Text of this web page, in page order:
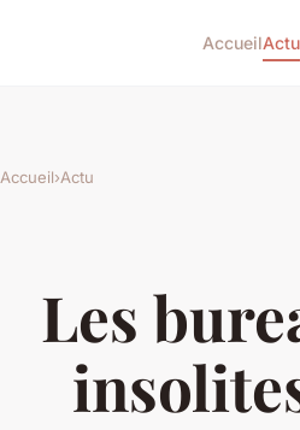
AccueilActu
Accueil›Actu
Les